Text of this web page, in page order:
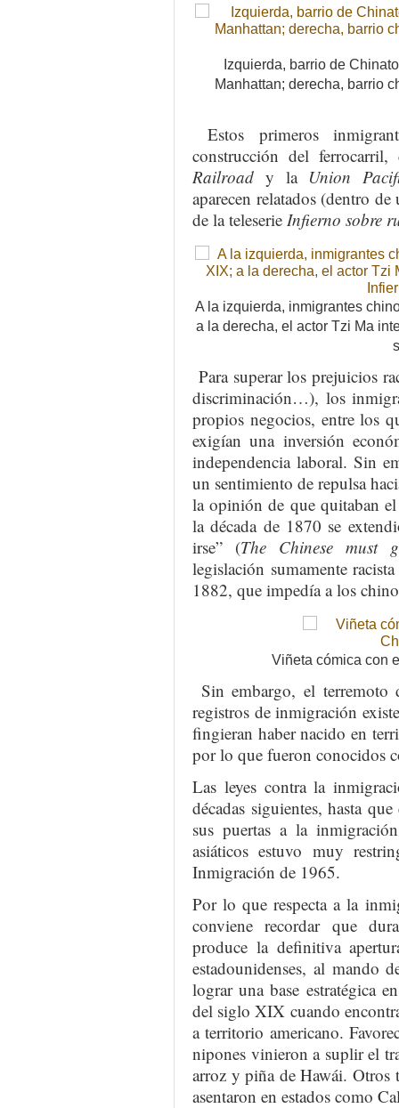
Izquierda, barrio de
Manhattan; derecha, barrio
Estos primeros
construcción del
Railroad y la Union
aparecen relatados (dentro
de la teleserie Infierno sobre
A la izquierda, inmigrantes
a la derecha, el actor Tzi Ma
Para superar los prejuicios
discriminación…), los
propios negocios, entre los
exigían una inversión
independencia laboral. Sin
un sentimiento de repulsa
la opinión de que quitaban
la década de 1870 se
irse” (The Chinese must
legislación sumamente
1882, que impedía a los
Viñeta cómica con
Sin embargo, el terremoto
registros de inmigración
fingieran haber nacido en
por lo que fueron conocidos
Las leyes contra la
décadas siguientes, hasta
sus puertas a la
asiáticos estuvo muy
Inmigración de 1965.
Por lo que respecta a la
conviene recordar que
produce la definitiva
estadounidenses, al mando
lograr una base estratégica
del siglo XIX cuando
a territorio americano.
nipones vinieron a suplir el
arroz y piña de Hawái. Otros
asentaron en estados como